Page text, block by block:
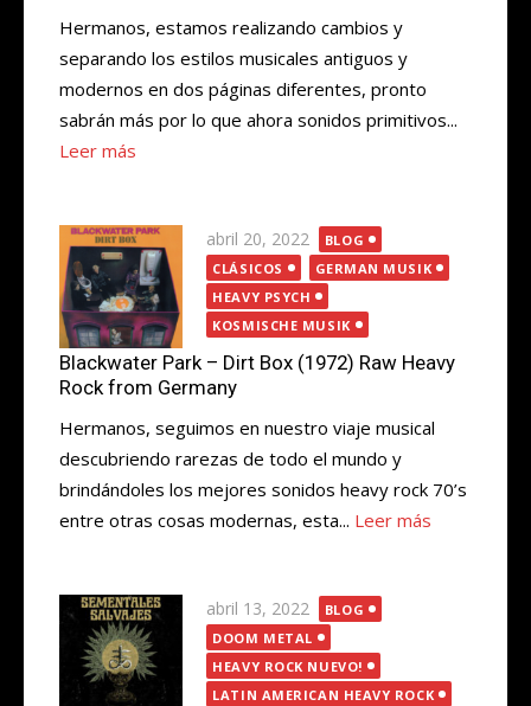
Hermanos, estamos realizando cambios y
separando los estilos musicales antiguos y
modernos en dos páginas diferentes, pronto
sabrán más por lo que ahora sonidos primitivos...
Leer más
Publicada
el
abril 20, 2022
BLOG
CLÁSICOS
GERMAN MUSIK
HEAVY PSYCH
KOSMISCHE MUSIK
Blackwater Park – Dirt Box (1972) Raw Heavy
Rock from Germany
Hermanos, seguimos en nuestro viaje musical
descubriendo rarezas de todo el mundo y
brindándoles los mejores sonidos heavy rock 70’s
entre otras cosas modernas, esta... Leer más
Publicada
el
abril 13, 2022
BLOG
DOOM METAL
HEAVY ROCK NUEVO!
LATIN AMERICAN HEAVY ROCK